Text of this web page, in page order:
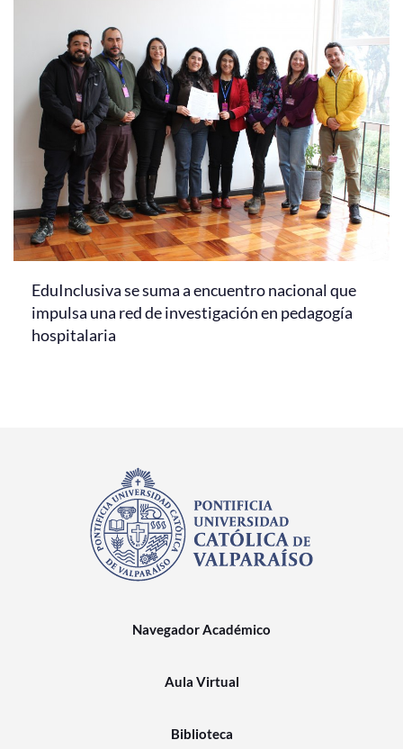
EduInclusiva se suma a encuentro nacional que
impulsa una red de investigación en pedagogía
hospitalaria
Navegador Académico
Aula Virtual
Biblioteca